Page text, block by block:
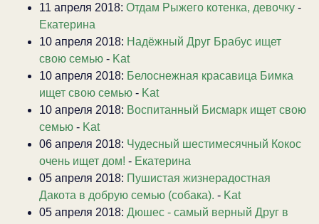
11 апреля 2018: Отдам Рыжего котенка, девочку -
Екатерина
10 апреля 2018: Надёжный Друг Брабус ищет
свою семью - Kat
10 апреля 2018: Белоснежная красавица Бимка
ищет свою семью - Kat
10 апреля 2018: Воспитанный Бисмарк ищет свою
семью - Kat
06 апреля 2018: Чудесный шестимесячный Кокос
очень ищет дом! - Екатерина
05 апреля 2018: Пушистая жизнерадостная
Дакота в добрую семью (собака). - Kat
05 апреля 2018: Дюшес - самый верный Друг в